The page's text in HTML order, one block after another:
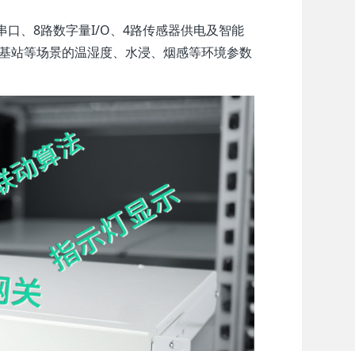
口、8路数字量I/O、4路传感器供电及智能
站等场景的温湿度、水浸、烟感等环境参数